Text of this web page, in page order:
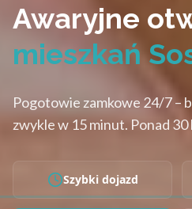
Awaryjne
mieszkań
Pogotowie zamkowe 24/7 –
zwykle w 15 minut. Ponad
Szybki dojazd